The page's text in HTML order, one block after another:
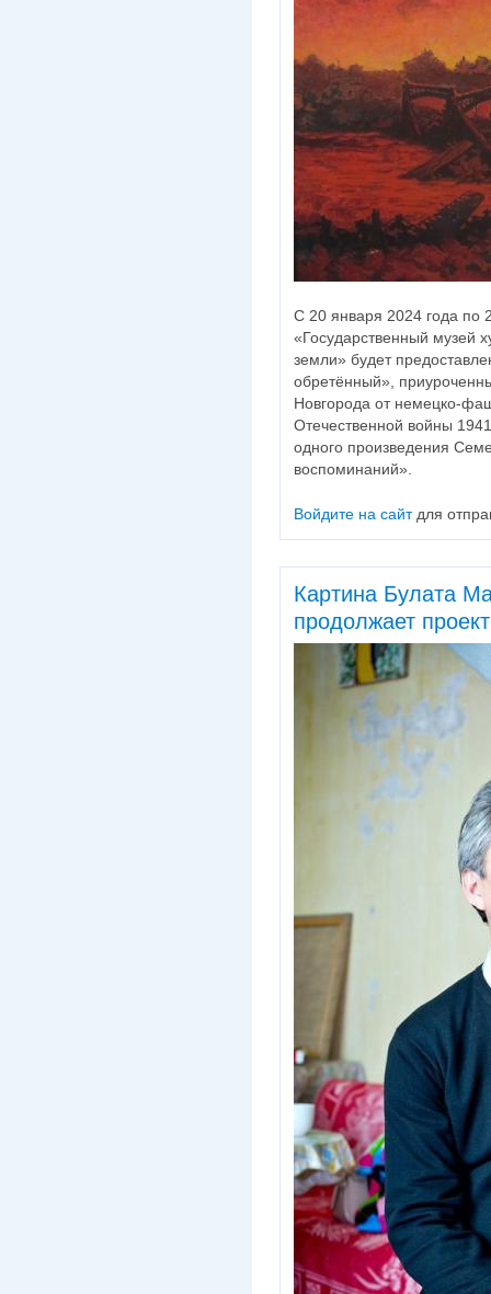
С 20 января 2024 года по
«Государственный музей
земли» будет
обретённый»,
Новгорода от немецко-
Отечественной войны
одного произведения
воспоминаний».
Войдите на сайтдля
Картина Булата
продолжает